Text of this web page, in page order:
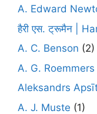
A. Edward
हैरी एस. ट्रूमैन |
A. C. Benson (2)
A. G. Roemmers
Aleksandrs
A. J. Muste (1)